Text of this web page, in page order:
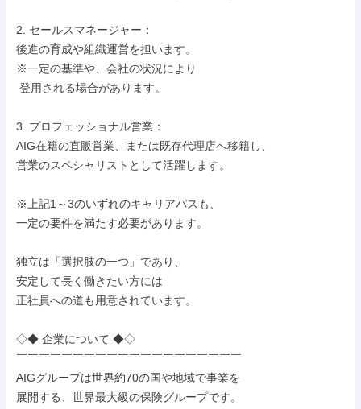
2. セールスマネージャー：
後進の育成や組織運営を担います。
※一定の基準や、会社の状況により
3. プロフェッショナル営業：
AIG在籍の直販営業、または既存代理店へ移籍し、
営業のスペシャリストとして活躍します。
※上記1～3のいずれのキャリアパスも、
一定の要件を満たす必要があります。
独立は「選択肢の一つ」であり、
安定して長く働きたい方には
正社員への道も用意されています。
◇◆ 企業について ◆◇
￣￣￣￣￣￣￣￣￣￣￣￣￣￣￣￣￣￣￣￣
AIGグループは世界約70の国や地域で事業を
展開する、世界最大級の保険グループです。